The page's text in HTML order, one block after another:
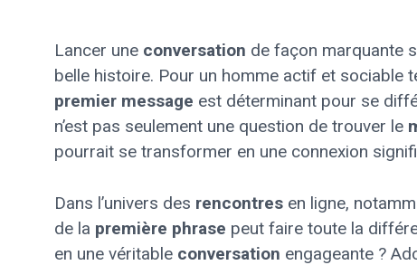
Lancer une conversation de façon marquante
belle histoire. Pour un homme actif et sociable
premier message est déterminant pour se
n’est pas seulement une question de trouver le
pourrait se transformer en une connexion
Dans l’univers des rencontres en ligne,
de la première phrase peut faire toute la
en une véritable conversation engageante ?